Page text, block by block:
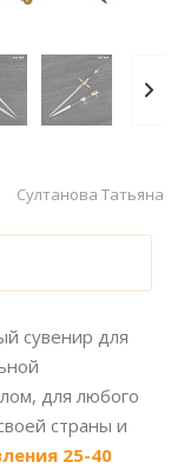
Султанова Татьяна
сувенир для
для любого
страны и
25-40